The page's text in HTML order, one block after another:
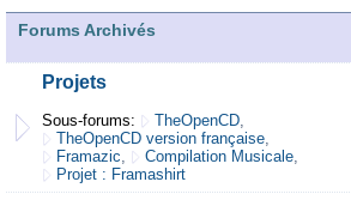
Forums Archivés
Projets
Sous-forums: TheOpenCD,
TheOpenCD version française,
Framazic, Compilation Musicale,
Projet : Framashirt